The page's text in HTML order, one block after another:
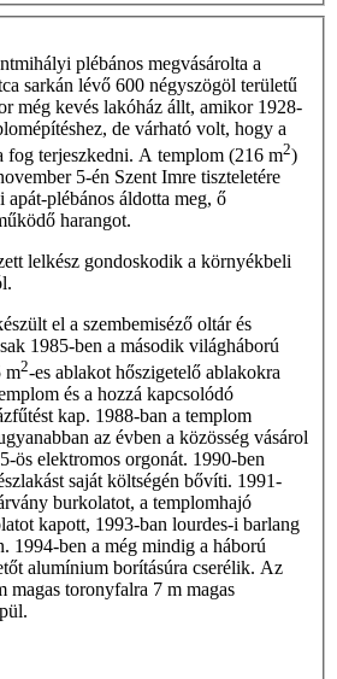
plébános megvásárolta a
sarkán lévő 600 négyszögöl területű
még kevés lakóház állt, amikor 1928-
de várható volt, hogy a
fog terjeszkedni. A templom (216 m2)
5-én Szent Imre tiszteletére
apát-plébános áldotta meg, ő
harangot.
lelkész gondoskodik a környékbeli
el a szembemiséző oltár és
1985-ben a második világháború
m2-es ablakot hőszigetelő ablakokra
és a hozzá kapcsolódó
kap. 1988-ban a templom
az évben a kö­zösség vásárol
ös elektromos orgonát. 1990-ben
saját költségén bővíti. 1991-
burkolatot, a templomhajó
kapott, 1993-ban lourdes-i barlang
1994-ben a még mindig a háború
alumínium borításúra cserélik. Az
magas toronyfalra 7 m magas